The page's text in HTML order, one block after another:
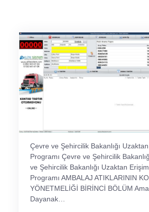
Çevre ve Şehircilik Bakanlığı
Programı Çevre ve Şehircilik
ve Şehircilik Bakanlığı Uzaktan
Programı AMBALAJ ATIKLARININ
YÖNETMELİĞİ BİRİNCİ BÖLÜM
Dayanak…